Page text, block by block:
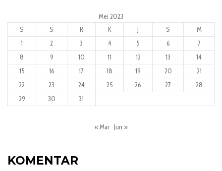
Mei 2023
S
S R K J S
M
1
2 3 4 5 6
7
8
9 10 11 12 13
14
15
16 17 18 19 20
21
22
23 24 25 26 27
28
29
30 31
« Mar Jun »
KOMENTAR